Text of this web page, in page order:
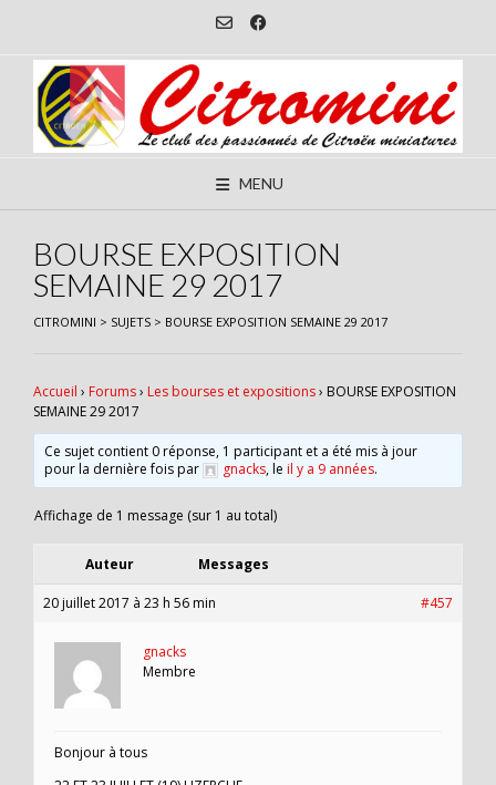
content
MENU
BOURSE EXPOSITION
SEMAINE 29 2017
CITROMINI > SUJETS > BOURSE EXPOSITION SEMAINE 29 2017
Accueil › Forums› Les bourses et expositions› BOURSE EXPOSITION
SEMAINE 29 2017
Ce sujet contient 0 réponse, 1 participant et a été mis à jour
pour la dernière fois par
gnacks, leil y a 9 années.
Affichage de 1 message (sur 1 au total)
Auteur Messages
20 juillet 2017 à 23 h 56 min #457
gnacks
Membre
Bonjour à tous